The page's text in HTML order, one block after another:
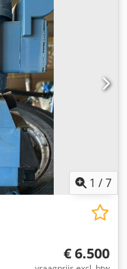
1 /7
€ 6.500